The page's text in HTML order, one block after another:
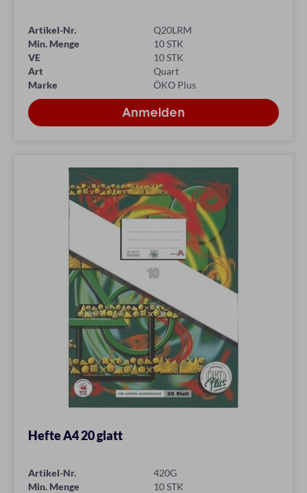
Artikel-Nr.
Q20LRM
Min. Menge
10 STK
VE
10 STK
Art
Quart
Marke
ÖKO Plus
Hefte A4 20 glatt
Artikel-Nr.
420G
Min. Menge
10 STK